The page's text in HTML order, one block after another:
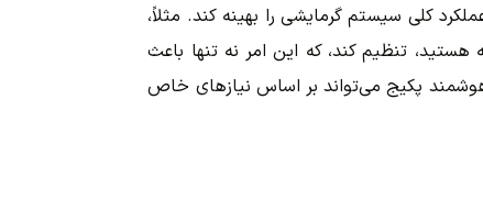
کلی سیستم گرمایشی را بهینه کند. مثلاً،
تنظیم کند، که این امر نه تنها باعث
هوشمند پکیج می‌تواند بر اساس نیازهای خاص